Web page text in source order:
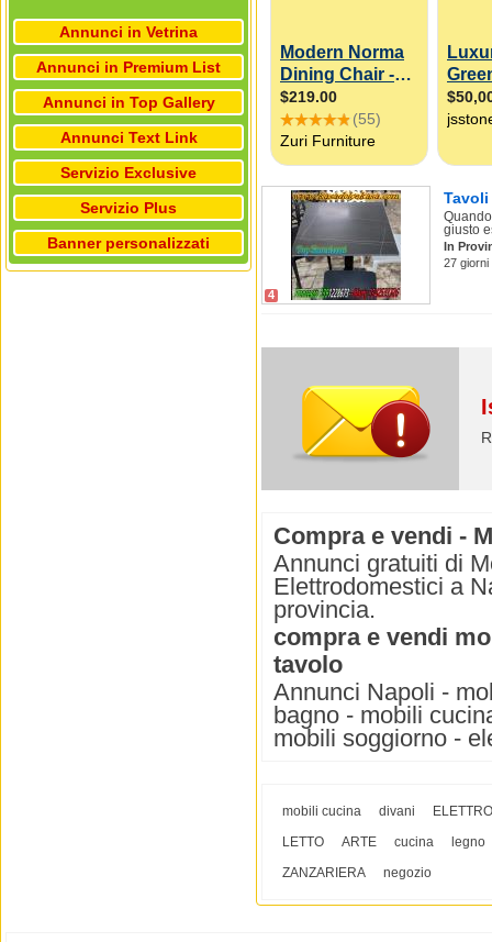
Annunci in Vetrina
Annunci in Premium List
Annunci in Top Gallery
Annunci Text Link
Servizio Exclusive
Servizio Plus
Banner personalizzati
4
Tavoli
giusto
In
27 giorni
Compra e vendi -
Annunci gratuiti di
Elettrodomestici a
provincia.
compra e vendi
tavolo
Annunci Napoli -
bagno - mobili
mobili soggiorno -
mobili cucina divani
LETTO
ARTE cucina
legno
ZANZARIERA
negozio